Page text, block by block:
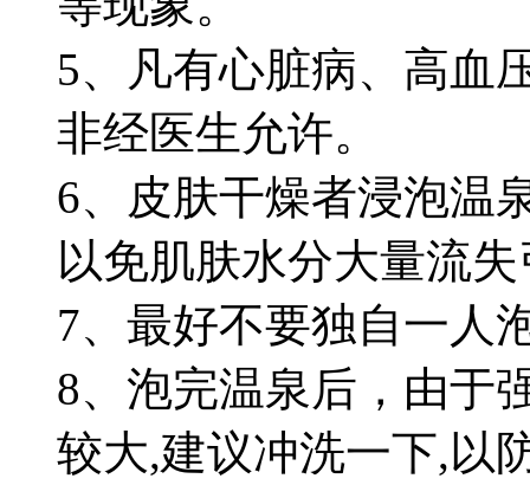
5、凡有心脏病、高血
非经医生允许。
6、皮肤干燥者浸泡温
以免肌肤水分大量流
7、最好不要独自一人
8、泡完温泉后，由于
较大,建议冲洗一下,以